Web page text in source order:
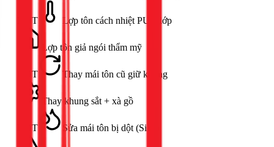
HOT Lợp tôn cách nhiệt PU 3 lớp
Lợp tôn giả ngói thẩm mỹ
HOT Thay mái tôn cũ giữ khung
Thay khung sắt + xà gồ
HOT Sửa mái tôn bị dột (Sika)